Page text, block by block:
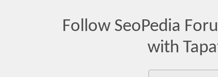
Follow SeoPedia
with